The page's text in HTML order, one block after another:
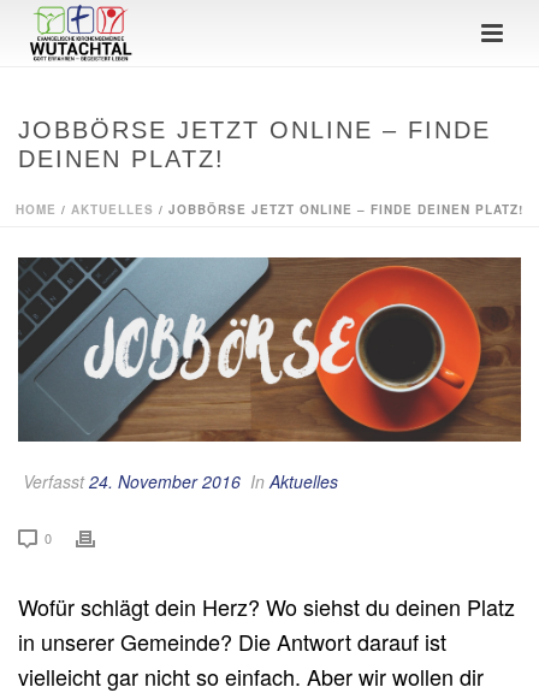
JOBBÖRSE JETZT ONLINE – FINDE
DEINEN PLATZ!
HOME / AKTUELLES / JOBBÖRSE JETZT ONLINE – FINDE DEINEN PLATZ!
Verfasst24. November 2016 In Aktuelles
0
Wofür schlägt dein Herz? Wo siehst du deinen Platz
in unserer Gemeinde? Die Antwort darauf ist
vielleicht gar nicht so einfach. Aber wir wollen dir